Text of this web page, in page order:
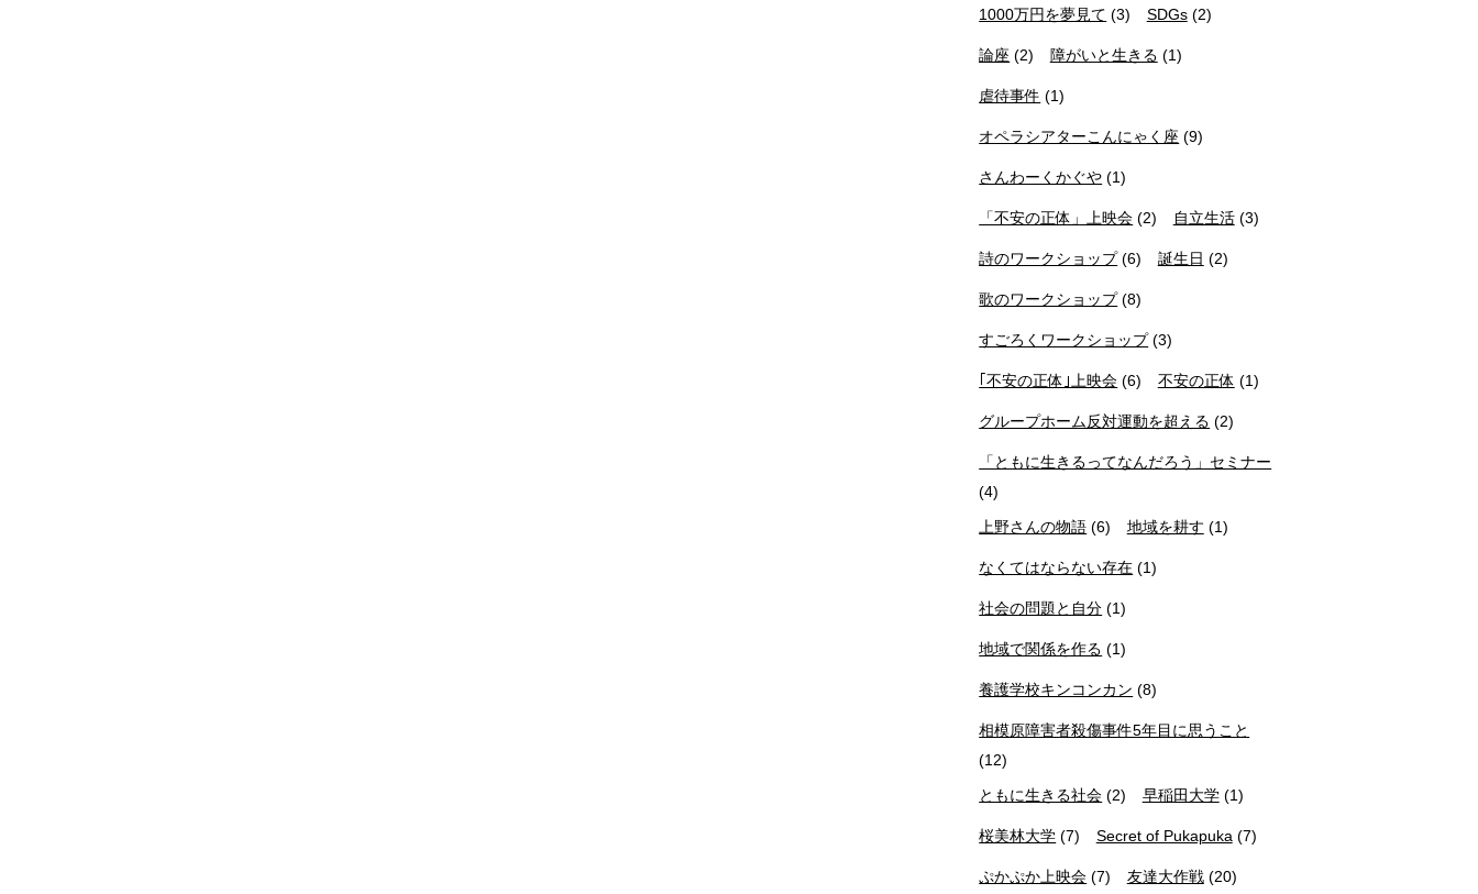
1000万円を夢見て (3) SDGs(2)
論座 (2) 障がいと生きる (1)
虐待事件 (1)
オペラシアターこんにゃく座 (9)
さんわーくかぐや (1)
「不安の正体」上映会 (2) 自立生活(3)
詩のワークショップ(6) 誕生日 (2)
歌のワークショップ(8)
すごろくワークショップ(3)
｢不安の正体｣上映会 (6) 不安の正体 (1)
グループホーム反対運動を超える (2)
「ともに生きるってなんだろう」セミナー
(4)
上野さんの物語 (6) 地域を耕す (1)
なくてはならない存在 (1)
社会の問題と自分 (1)
地域で関係を作る (1)
養護学校キンコンカン (8)
相模原障害者殺傷事件5年目に思うこと
(12)
ともに生きる社会 (2) 早稲田大学(1)
桜美林大学 (7) Secret of Pukapuka(7)
ぷかぷか上映会 (7) 友達大作戦(20)